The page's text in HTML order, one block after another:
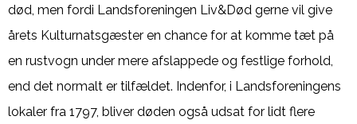
død, men fordi Landsforeningen Liv&Død gerne vil give
årets Kulturnatsgæster en chance for at komme tæt på
en rustvogn under mere afslappede og festlige forhold,
end det normalt er tilfældet. Indenfor, i Landsforeningens
lokaler fra 1797, bliver døden også udsat for lidt flere